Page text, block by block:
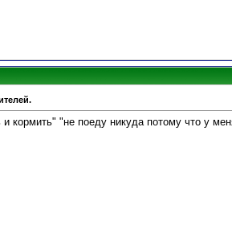
кормить" "не поеду никуда потому что у